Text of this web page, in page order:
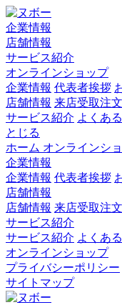
企業情報
店舗情報
サービス紹介
オンラインショップ
企業情報 代表者挨拶
店舗情報 来店受取注文
サービス紹介 よくあ
とじる
ホーム オンラインシ
企業情報
企業情報 代表者挨拶
店舗情報
店舗情報 来店受取注文
サービス紹介
サービス紹介 よくあ
オンラインショップ
プライバシーポリシー
サイトマップ